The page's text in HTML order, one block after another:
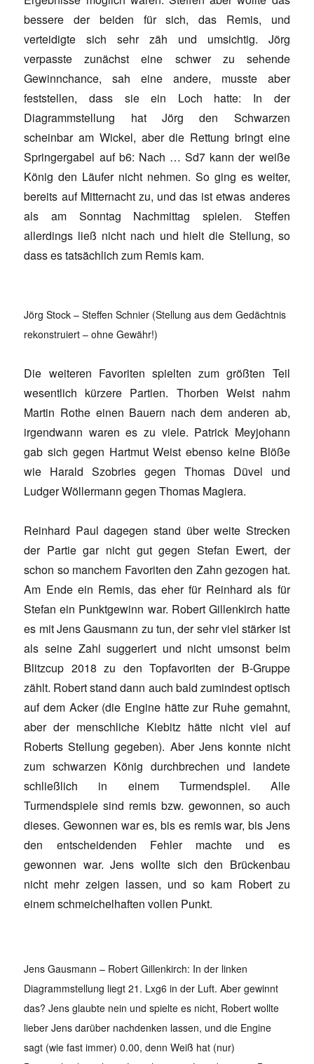
bessere der beiden für sich, das Remis, und
verteidigte sich sehr zäh und umsichtig. Jörg
verpasste zunächst eine schwer zu sehende
Gewinnchance, sah eine andere, musste aber
feststellen, dass sie ein Loch hatte: In der
Diagrammstellung hat Jörg den Schwarzen
scheinbar am Wickel, aber die Rettung bringt eine
Springergabel auf b6: Nach … Sd7 kann der weiße
König den Läufer nicht nehmen. So ging es weiter,
bereits auf Mitternacht zu, und das ist etwas anderes
als am Sonntag Nachmittag spielen. Steffen
allerdings ließ nicht nach und hielt die Stellung, so
dass es tatsächlich zum Remis kam.
Jörg Stock – Steffen Schnier (Stellung aus dem Gedächtnis
rekonstruiert – ohne Gewähr!)
Die weiteren Favoriten spielten zum größten Teil
wesentlich kürzere Partien. Thorben Weist nahm
Martin Rothe einen Bauern nach dem anderen ab,
irgendwann waren es zu viele. Patrick Meyjohann
gab sich gegen Hartmut Weist ebenso keine Blöße
wie Harald Szobries gegen Thomas Düvel und
Ludger Wöllermann gegen Thomas Magiera.
Reinhard Paul dagegen stand über weite Strecken
der Partie gar nicht gut gegen Stefan Ewert, der
schon so manchem Favoriten den Zahn gezogen hat.
Am Ende ein Remis, das eher für Reinhard als für
Stefan ein Punktgewinn war. Robert Gillenkirch hatte
es mit Jens Gausmann zu tun, der sehr viel stärker ist
als seine Zahl suggeriert und nicht umsonst beim
Blitzcup 2018 zu den Topfavoriten der B-Gruppe
zählt. Robert stand dann auch bald zumindest optisch
auf dem Acker (die Engine hätte zur Ruhe gemahnt,
aber der menschliche Kiebitz hätte nicht viel auf
Roberts Stellung gegeben). Aber Jens konnte nicht
zum schwarzen König durchbrechen und landete
schließlich in einem Turmendspiel. Alle
Turmendspiele sind remis bzw. gewonnen, so auch
dieses. Gewonnen war es, bis es remis war, bis Jens
den entscheidenden Fehler machte und es
gewonnen war. Jens wollte sich den Brückenbau
nicht mehr zeigen lassen, und so kam Robert zu
einem schmeichelhaften vollen Punkt.
Jens Gausmann – Robert Gillenkirch: In der linken
Diagrammstellung liegt 21. Lxg6 in der Luft. Aber gewinnt
das? Jens glaubte nein und spielte es nicht, Robert wollte
lieber Jens darüber nachdenken lassen, und die Engine
sagt (wie fast immer) 0.00, denn Weiß hat (nur)